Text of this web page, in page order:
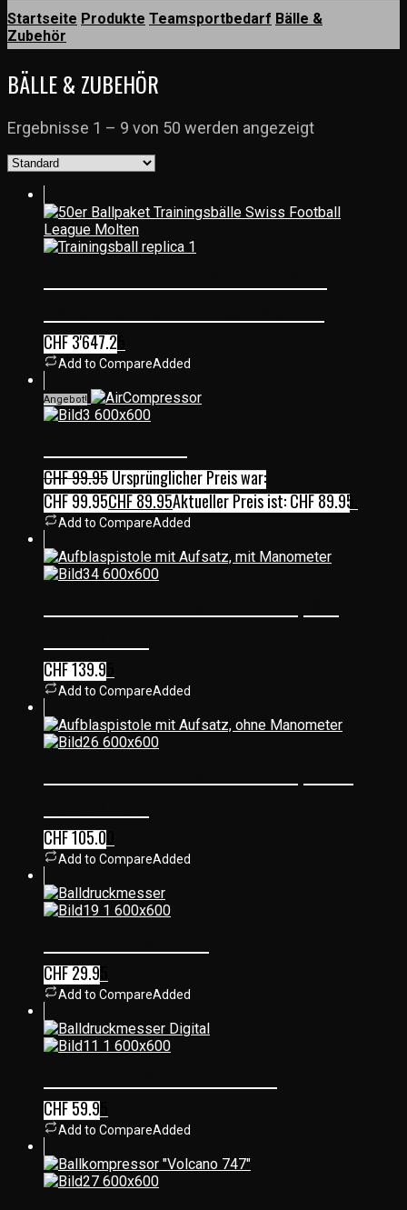
Startseite Produkte Teamsportbedarf Bälle &
Zubehör
BÄLLE & ZUBEHÖR
Ergebnisse 1 – 9 von 50 werden angezeigt
CHF3'647.25
Add to CompareAdded
Angebot!
CHF99.95Ursprünglicher Preis war:
CHF 99.95CHF89.95Aktueller Preis ist: CHF 89.95.
Add to CompareAdded
CHF139.95
Add to CompareAdded
CHF105.00
Add to CompareAdded
CHF29.95
Add to CompareAdded
CHF59.95
Add to CompareAdded